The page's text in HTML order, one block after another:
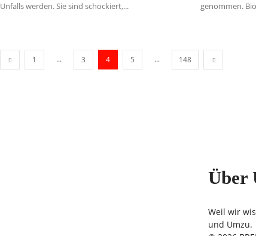
Unfalls werden. Sie sind schockiert,...
genommen.
1 ... 3 4 5 ... 148
Über
Weil wir
und Umzu.